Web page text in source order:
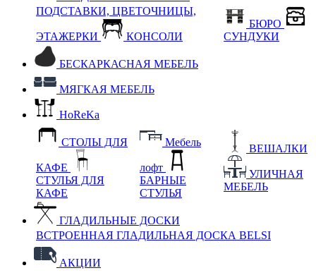
ПОДСТАВКИ, ЦВЕТОЧНИЦЫ,
ЭТАЖЕРКИ КОНСОЛИ
БЮРО
СУНДУКИ
БЕСКАРКАСНАЯ МЕБЕЛЬ
МЯГКАЯ МЕБЕЛЬ
HoReKa
СТОЛЫ ДЛЯ
КАФЕ
СТУЛЬЯ ДЛЯ
КАФЕ
Мебель
лофт
БАРНЫЕ
СТУЛЬЯ
ВЕШАЛКИ
УЛИЧНАЯ
МЕБЕЛЬ
ГЛАДИЛЬНЫЕ ДОСКИ
ВСТРОЕННАЯ ГЛАДИЛЬНАЯ ДОСКА BELSI
АКЦИИ